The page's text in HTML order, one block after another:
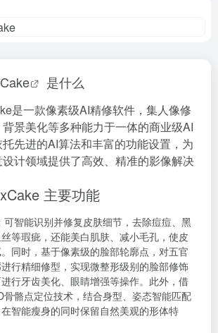
是什么
是一款像素级AI精修软件，集人像修
景美化等多种能力于一体的商业级AI
先进的AI算法和丰富的功能设置，为
计领域提供了高效、精准的影像解决
主要功能
可智能识别并修复皮肤细节，去除痘痘、黑
等瑕疵，还能美白肌肤、减小毛孔，使皮
同时，基于像素级的脸部轮廓点，对五官
行精细修型，实现微整形级别的脸部修饰
行牙齿美化、眼睛增强等操作。此外，借
骨骼点定位技术，结合身型、姿态智能匹配
智能瘦身的同时保留自然美观的形体特